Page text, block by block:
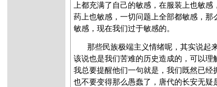
上都充满了自己的敏感，在服装上也敏感
药上也敏感，一切问题上全部都敏感，那
敏感，现在我们过于敏感的。
那些民族极端主义情绪呢，其实说起
该说也是我们苦难的历史造成的，可以理
我总要提醒他们一句就是，我们既然已经
也不要变得那么愚蠢了，唐代的长安无疑